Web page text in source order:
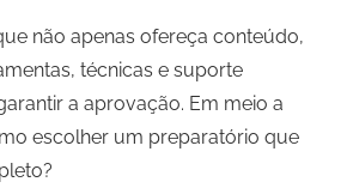
não apenas ofereça conteúdo,
técnicas e suporte
a aprovação. Em meio a
escolher um preparatório que